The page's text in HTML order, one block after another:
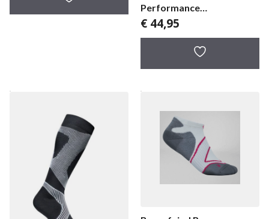
Performance
Compression Socks
€ 44,95